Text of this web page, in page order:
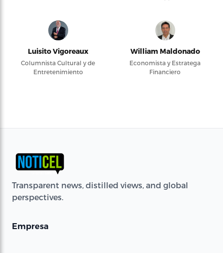
Luisito Vigoreaux
Columnista Cultural y de
Entretenimiento
William Maldonado
Economista y Estratega
Financiero
Transparent news, distilled views, and global
perspectives.
Empresa